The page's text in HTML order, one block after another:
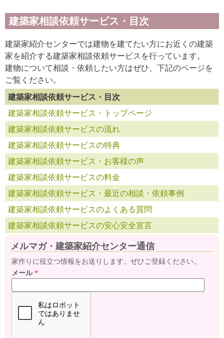
建築家相談依頼サービス・目次
建築家紹介センターでは建物を建てたい方にお近くの建築
家を紹介する建築家相談依頼サービスを行っています。
建物について相談・依頼したい方はぜひ、下記のページを
ご覧ください。
建築家相談依頼サービス・目次
建築家相談依頼サービス・トップページ
建築家相談依頼サービスの流れ
建築家相談依頼サービスの特典
建築家相談依頼サービス・お客様の声
建築家相談依頼サービスの料金
建築家相談依頼サービス・最近の相談・依頼事例
建築家相談依頼サービスのよくある質問
建築家相談依頼サービスの安心安全宣言
メルマガ・建築家紹介センター通信
家作りに役立つ情報をお送りします。ぜひご登録ください。
メール*